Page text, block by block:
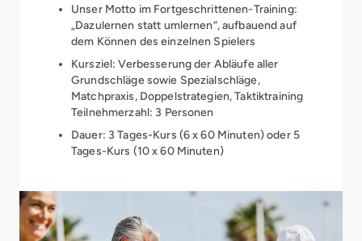
Unser Motto im Fortgeschrittenen-Training:
„Dazulernen statt umlernen“, aufbauend auf
dem Können des einzelnen Spielers
Kursziel: Verbesserung der Abläufe aller
Grundschläge sowie Spezialschläge,
Matchpraxis, Doppelstrategien, Taktiktraining
Teilnehmerzahl: 3 Personen
Dauer: 3 Tages-Kurs (6 x 60 Minuten) oder 5
Tages-Kurs (10 x 60 Minuten)